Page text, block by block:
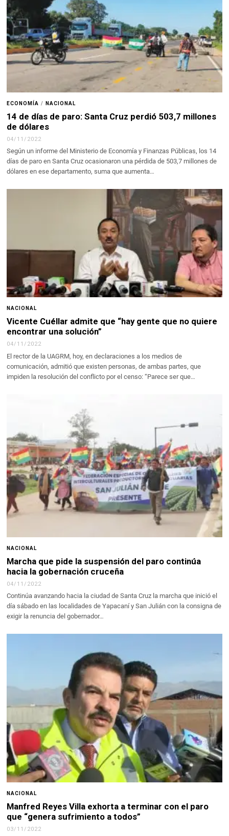
ECONOMÍA / NACIONAL
14 de días de paro: Santa Cruz perdió 503,7 millones
de dólares
04/11/2022
Según un informe del Ministerio de Economía y Finanzas Públicas, los 14
días de paro en Santa Cruz ocasionaron una pérdida de 503,7 millones de
dólares en ese departamento, suma que aumenta…
NACIONAL
Vicente Cuéllar admite que “hay gente que no quiere
encontrar una solución”
04/11/2022
El rector de la UAGRM, hoy, en declaraciones a los medios de
comunicación, admitió que existen personas, de ambas partes, que
impiden la resolución del conflicto por el censo: “Parece ser que…
NACIONAL
Marcha que pide la suspensión del paro continúa
hacia la gobernación cruceña
04/11/2022
Continúa avanzando hacia la ciudad de Santa Cruz la marcha que inició el
día sábado en las localidades de Yapacaní y San Julián con la consigna de
exigir la renuncia del gobernador…
NACIONAL
Manfred Reyes Villa exhorta a terminar con el paro
que “genera sufrimiento a todos”
03/11/2022